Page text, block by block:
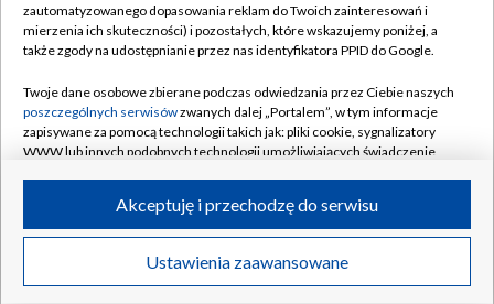
Naziemna Telewizja Cyfrowa
Rada Programowa
System NOS
Informacje o nadawcy
Program dla prasy
Ogłoszenie przetargowe
Moje zgody
Pomoc
Kontakt
Kanały
©2026 Telewizja Polska S.A. w likwidacji
zautomatyzowanego dopasowania reklam do Twoich zainteresowań i
mierzenia ich skuteczności) i pozostałych, które wskazujemy poniżej, a
także zgody na udostępnianie przez nas identyfikatora PPID do Google.
Twoje dane osobowe zbierane podczas odwiedzania przez Ciebie naszych
poszczególnych serwisówzwanych dalej „Portalem”, w tym informacje
zapisywane za pomocą technologii takich jak: pliki cookie, sygnalizatory
WWW lub innych podobnych technologii umożliwiających świadczenie
ruchu w Internecie.
Twoje dane osobowe zbierane podczas odwiedzania przez Ciebie
poszczególnych serwisówna Portalu, takie jak adresy IP, identyfikatory
Ustawienia zaawansowane
Akceptuję i przechodzę do serwisu